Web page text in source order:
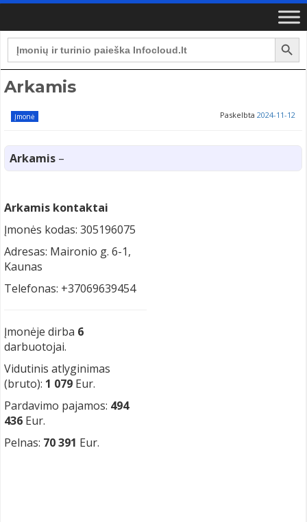
Search
for:
Search Button
Arkamis
Įmonė Paskelbta 2024-11-12
Arkamis –
Arkamis kontaktai
Įmonės kodas: 305196075
Adresas: Maironio g. 6-1,
Kaunas
Telefonas: +37069639454
Įmonėje dirba 6
darbuotojai.
Vidutinis atlyginimas
(bruto): 1 079 Eur.
Pardavimo pajamos: 494
436 Eur.
Pelnas: 70 391 Eur.